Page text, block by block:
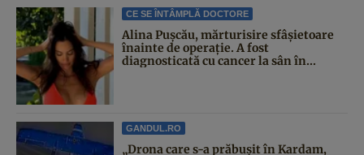
CE SE ÎNTÂMPLĂ DOCTORE
Alina Pușcău, mărturisire sfâșietoare
înainte de operație. A fost
diagnosticată cu cancer la sân în...
GANDUL.RO
„Drona care s-a prăbușit în Kardam,